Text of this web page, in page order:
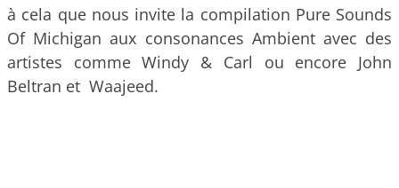
à cela que nous invite la compilation Pure Sounds
Of Michigan aux consonances Ambient avec des
artistes comme Windy & Carl ou encore John
Beltran et Waajeed.